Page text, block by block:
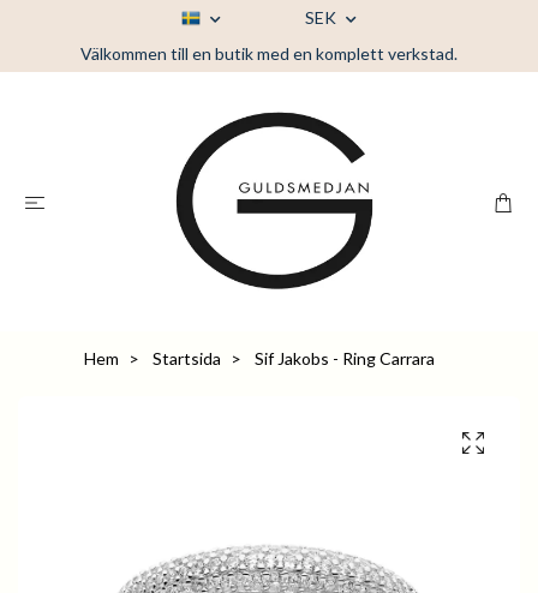
SEK
Välkommen till en butik med en komplett verkstad.
Hem Startsida Sif Jakobs - Ring Carrara